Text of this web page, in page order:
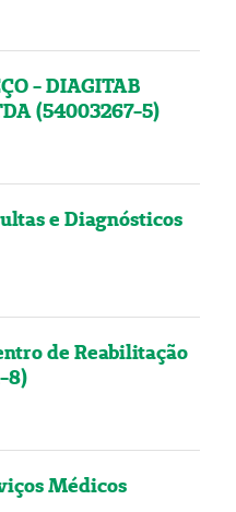
- DIAGITAB
(54003267-5)
e Diagnósticos
de Reabilitação
8)
Médicos